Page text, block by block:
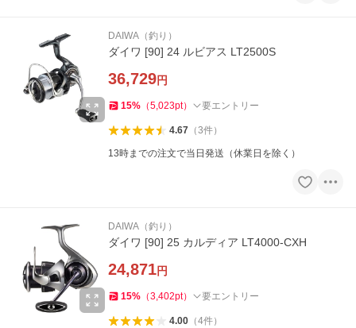
DAIWA（釣り）
ダイワ [90] 24 ルビアス LT2500S
36,729円
15% （5,023pt） 要エントリー
4.67（3件）
13時までの注文で当日発送（休業日を除く）
DAIWA（釣り）
ダイワ [90] 25 カルディア LT4000-CXH
24,871円
15% （3,402pt） 要エントリー
4.00（4件）